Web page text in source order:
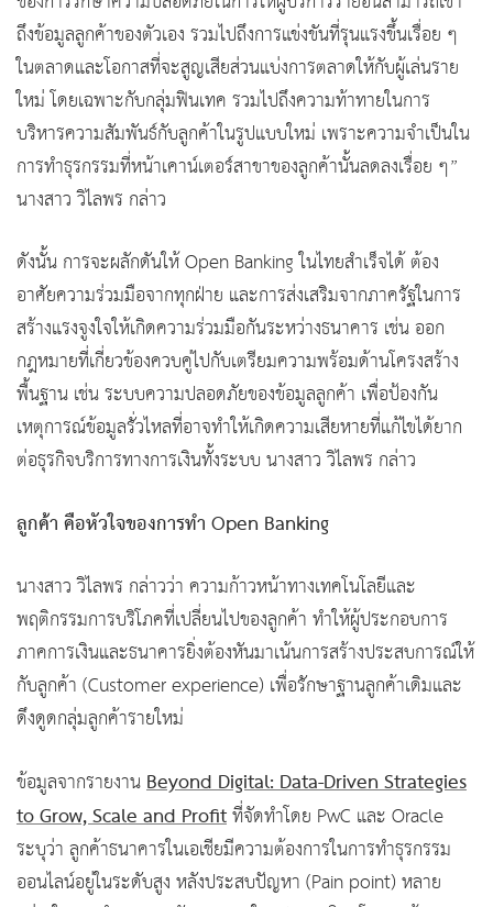
ถึงข้อมูลลูกค้าของตัวเอง รวมไปถึงการแข่งขันที่รุนแรงขึ้นเรื่อย ๆ
ในตลาดและโอกาสที่จะสูญเสียส่วนแบ่งการตลาดให้กับผู้เล่นราย
ใหม่ โดยเฉพาะกับกลุ่มฟินเทค รวมไปถึงความท้าทายในการ
บริหารความสัมพันธ์กับลูกค้าในรูปแบบใหม่ เพราะความจำเป็นใน
การทำธุรกรรมที่หน้าเคาน์เตอร์สาขาของลูกค้านั้นลดลงเรื่อย ๆ”
นางสาว วิไลพร กล่าว
ดังนั้น การจะผลักดันให้ Open Banking ในไทยสำเร็จได้ ต้อง
อาศัยความร่วมมือจากทุกฝ่าย และการส่งเสริมจากภาครัฐในการ
สร้างแรงจูงใจให้เกิดความร่วมมือกันระหว่างธนาคาร เช่น ออก
กฎหมายที่เกี่ยวข้องควบคู่ไปกับเตรียมความพร้อมด้านโครงสร้าง
พื้นฐาน เช่น ระบบความปลอดภัยของข้อมูลลูกค้า เพื่อป้องกัน
เหตุการณ์ข้อมูลรั่วไหลที่อาจทำให้เกิดความเสียหายที่แก้ไขได้ยาก
ต่อธุรกิจบริการทางการเงินทั้งระบบ นางสาว วิไลพร กล่าว
ลูกค้า คือหัวใจของการทำ Open Banking
นางสาว วิไลพร กล่าวว่า ความก้าวหน้าทางเทคโนโลยีและ
พฤติกรรมการบริโภคที่เปลี่ยนไปของลูกค้า ทำให้ผู้ประกอบการ
ภาคการเงินและธนาคารยิ่งต้องหันมาเน้นการสร้างประสบการณ์ให้
กับลูกค้า (Customer experience) เพื่อรักษาฐานลูกค้าเดิมและ
ดึงดูดกลุ่มลูกค้ารายใหม่
ข้อมูลจากรายงานBeyond Digital: Data-Driven Strategies
to Grow, Scale and Profitที่จัดทำโดย PwC และ Oracle
ระบุว่า ลูกค้าธนาคารในเอเชียมีความต้องการในการทำธุรกรรม
ออนไลน์อยู่ในระดับสูง หลังประสบปัญหา (Pain point) หลาย